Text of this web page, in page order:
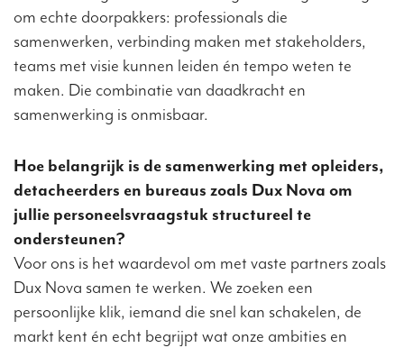
om echte doorpakkers: professionals die
samenwerken, verbinding maken met stakeholders,
teams met visie kunnen leiden én tempo weten te
maken. Die combinatie van daadkracht en
samenwerking is onmisbaar.
Hoe belangrijk is de samenwerking met opleiders,
detacheerders en bureaus zoals Dux Nova om
jullie personeelsvraagstuk structureel te
ondersteunen?
Voor ons is het waardevol om met vaste partners zoals
Dux Nova samen te werken. We zoeken een
persoonlijke klik, iemand die snel kan schakelen, de
markt kent én echt begrijpt wat onze ambities en